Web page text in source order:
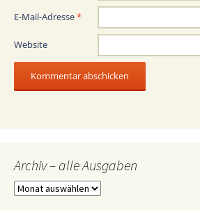
E-Mail-Adresse*
Website
Archiv – alle Ausgaben
Archiv
–